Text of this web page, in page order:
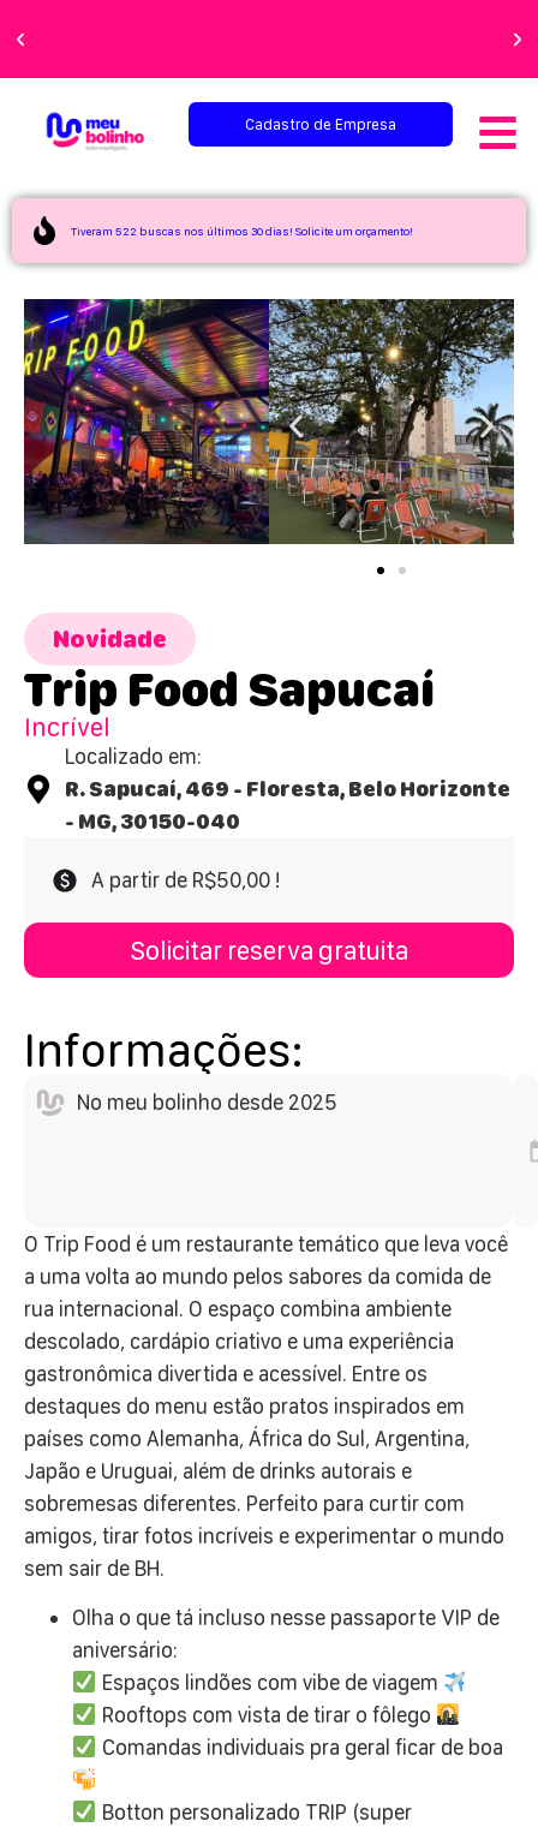
perfeita!
Cadastro de Empresa
Tiveram 522 buscas nos últimos 30 dias! Solicite um orçamento!
Novidade
Trip Food Sapucaí
Incrível
Localizado em:
R. Sapucaí, 469 - Floresta, Belo Horizonte
- MG, 30150-040
A partir de R$50,00 !
Solicitar reserva gratuita
Informações:
No meu bolinho desde 2025
O Trip Food é um restaurante temático que leva você
a uma volta ao mundo pelos sabores da comida de
rua internacional. O espaço combina ambiente
descolado, cardápio criativo e uma experiência
gastronômica divertida e acessível. Entre os
destaques do menu estão pratos inspirados em
países como Alemanha, África do Sul, Argentina,
Japão e Uruguai, além de drinks autorais e
sobremesas diferentes. Perfeito para curtir com
amigos, tirar fotos incríveis e experimentar o mundo
sem sair de BH.
Olha o que tá incluso nesse passaporte VIP de
aniversário:
Espaços lindões com vibe de viagem
Rooftops com vista de tirar o fôlego
Comandas individuais pra geral ficar de boa
Botton personalizado TRIP (super